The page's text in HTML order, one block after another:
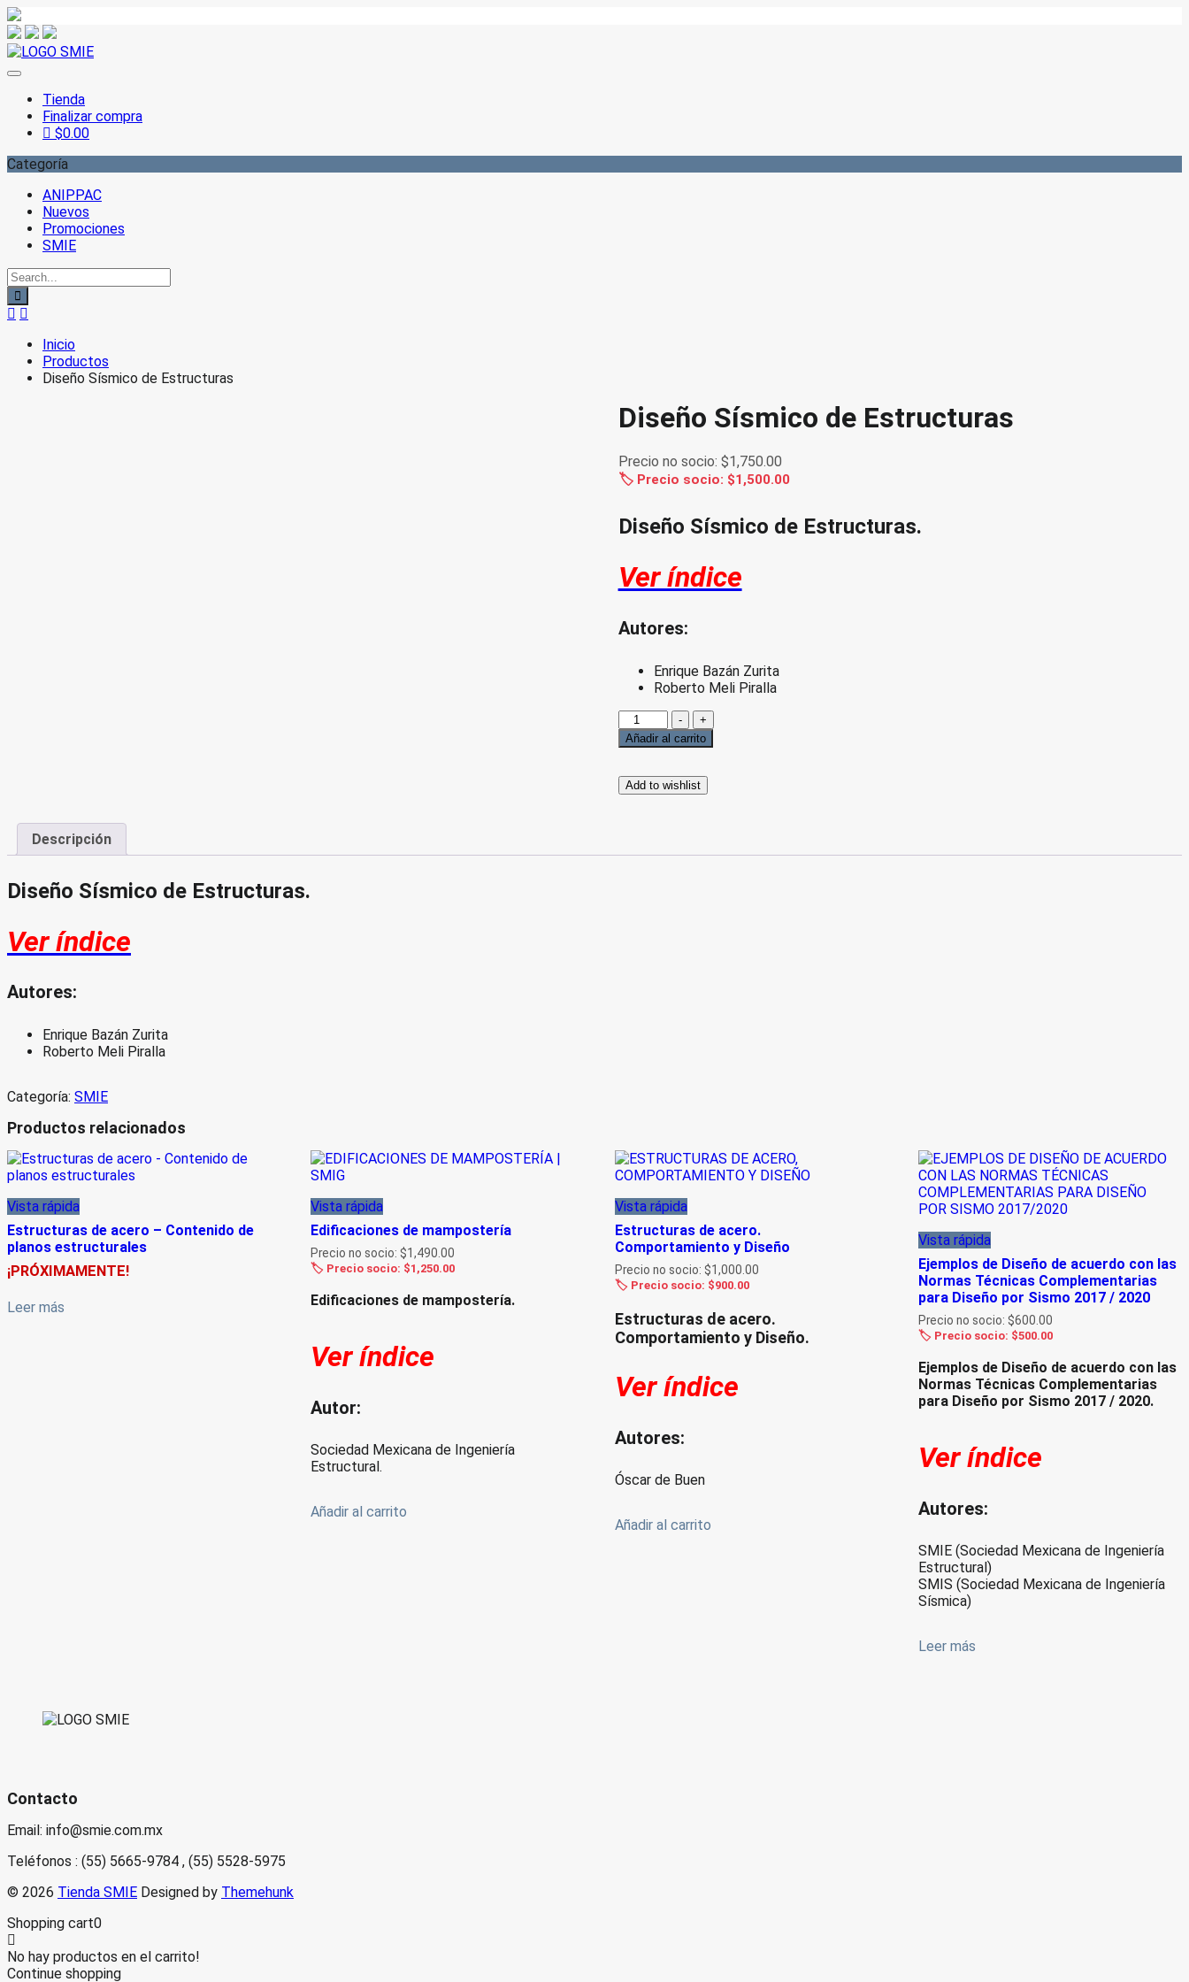
Saltar
al
Tienda
Finalizar compra
$0.00
Categoría
ANIPPAC
Nuevos
Promociones
SMIE
Inicio
Productos
Diseño Sísmico de Estructuras
Diseño Sísmico de Estructuras
Precio no socio: $1,750.00
🏷️ Precio socio: $1,500.00
Diseño Sísmico de Estructuras.
Ver índice
Autores:
Enrique Bazán Zurita
Roberto Meli Piralla
-
Diseño
Sísmico
de
cantidad
+
Añadir al carrito
Add to wishlist
Descripción
Diseño Sísmico de Estructuras.
Ver índice
Autores:
Enrique Bazán Zurita
Roberto Meli Piralla
Categoría: SMIE
Productos relacionados
Vista rápida
Estructuras de acero – Contenido de
planos estructurales
¡PRÓXIMAMENTE!
Leer más
Vista rápida
Edificaciones de mampostería
Precio no socio:$1,490.00
🏷️ Precio socio: $1,250.00
Edificaciones de mampostería.
Ver índice
Autor:
Sociedad Mexicana de Ingeniería
Estructural.
Añadir al carrito
Vista rápida
Estructuras de acero.
Comportamiento y Diseño
Precio no socio: $1,000.00
🏷️ Precio socio: $900.00
Estructuras de acero.
Comportamiento y Diseño.
Ver índice
Autores:
Óscar de Buen
Añadir al carrito
Vista rápida
Ejemplos de Diseño de acuerdo con las
Normas Técnicas Complementarias
para Diseño por Sismo 2017 / 2020
Precio no socio: $600.00
🏷️ Precio socio: $500.00
Ejemplos de Diseño de acuerdo con las
Normas Técnicas Complementarias
para Diseño por Sismo 2017 / 2020.
Veríndice
Autores:
SMIE (Sociedad Mexicana de Ingeniería
Estructural)
SMIS (Sociedad Mexicana de Ingeniería
Sísmica)
Leer más
Contacto
Email: info@smie.com.mx
Teléfonos : (55) 5665-9784 , (55) 5528-5975
© 2026 Tienda SMIE Designed by Themehunk
Shopping cart0
No hay productos en el carrito!
Continue shopping